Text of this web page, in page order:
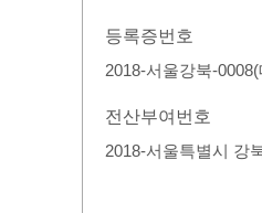
등록증번호
2018-서울강북-
전산부여번호
2018-서울특별시 강